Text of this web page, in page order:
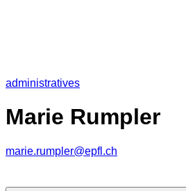
administratives
Marie Rumpler
marie.rumpler@epfl.ch